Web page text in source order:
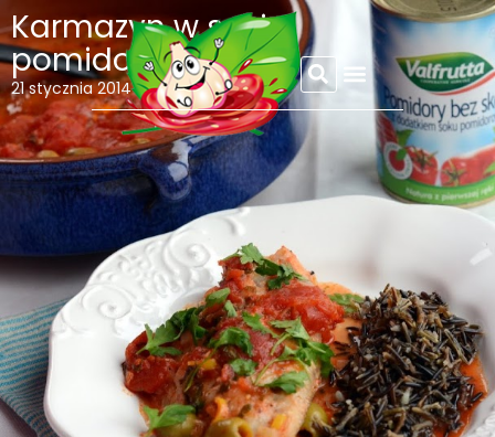
Karmazyn w sosie
pomidorowym
21 stycznia 2014